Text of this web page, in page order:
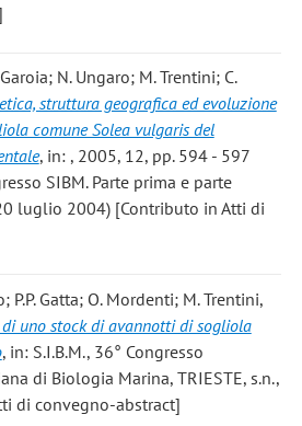
N. Ungaro; M. Trentini; C.
struttura geografica ed evoluzione
comune Solea vulgaris del
, in: , 2005, 12, pp. 594 - 597
SIBM. Parte prima e parte
luglio 2004) [Contributo in Atti di
P.P. Gatta; O. Mordenti; M. Trentini,
uno stock di avannotti di sogliola
, in: S.I.B.M., 36° Congresso
di Biologia Marina, TRIESTE, s.n.,
di convegno-abstract]